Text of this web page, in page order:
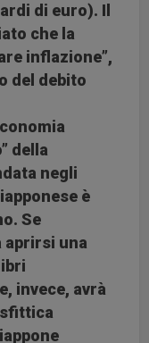
di euro). Il
che la
inflazione”,
del debito
della
negli
è
Se
aprirsi una
invece, avrà